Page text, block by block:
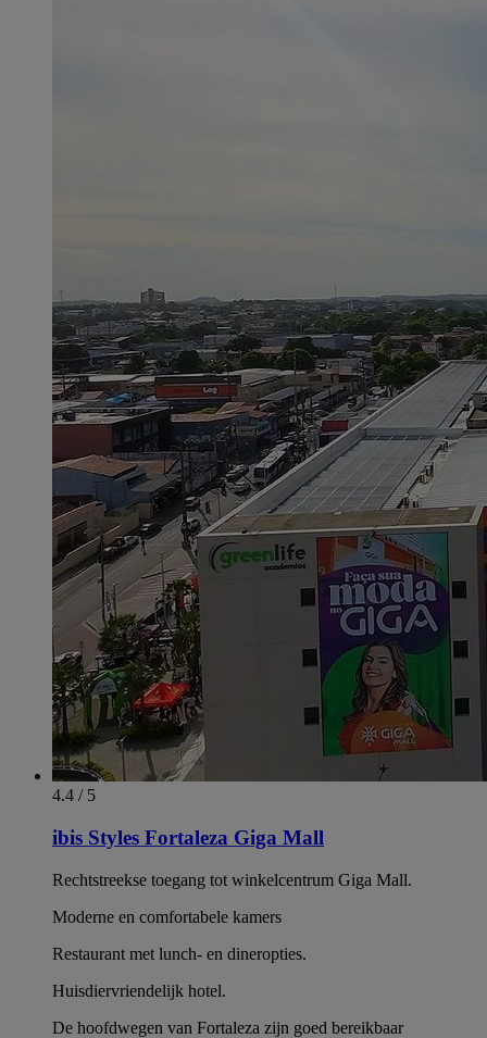
4.4 / 5
ibis Styles Fortaleza Giga Mall
Rechtstreekse toegang tot winkelcentrum Giga Mall.
Moderne en comfortabele kamers
Restaurant met lunch- en dineropties.
Huisdiervriendelijk hotel.
De hoofdwegen van Fortaleza zijn goed bereikbaar